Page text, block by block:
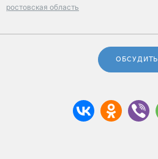
ростовская область
ОБСУДИТЬ